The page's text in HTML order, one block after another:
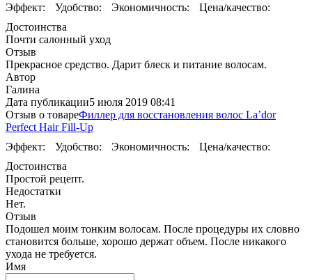
Эффект:
Удобство: Экономичность:
Цена/качество:
Достоинства
Почти салонный уход
Отзыв
Прекрасное средство. Дарит блеск и питание волосам.
Автор
Галина
Дата публикации5 июля 2019 08:41
Отзыв о товареФиллер для восстановления волос La’dor
Perfect Hair Fill-Up
Эффект:
Удобство: Экономичность:
Цена/качество:
Достоинства
Простой рецепт.
Недостатки
Нет.
Отзыв
Подошел моим тонким волосам. После процедуры их словно
становится больше, хорошо держат объем. После никакого
ухода не требуется.
Имя